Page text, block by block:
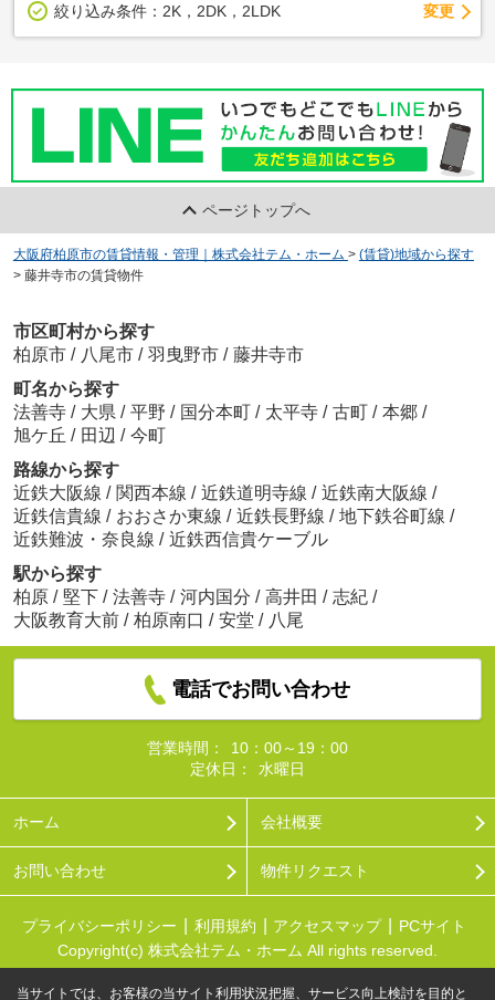
絞り込み条件： 2K，2DK，2LDK 変更
ページトップへ
大阪府柏原市の賃貸情報・管理｜株式会社テム・ホーム > (賃貸)地域から探す
> 藤井寺市の賃貸物件
市区町村から探す
柏原市 / 八尾市 / 羽曳野市 / 藤井寺市
町名から探す
法善寺 / 大県 / 平野 / 国分本町 / 太平寺 / 古町 / 本郷 /
旭ケ丘 / 田辺 / 今町
路線から探す
近鉄大阪線 / 関西本線 / 近鉄道明寺線 / 近鉄南大阪線 /
近鉄信貴線 / おおさか東線 / 近鉄長野線 / 地下鉄谷町線 /
近鉄難波・奈良線 / 近鉄西信貴ケーブル
駅から探す
柏原 / 堅下 / 法善寺 / 河内国分 / 高井田 / 志紀 /
大阪教育大前 / 柏原南口 / 安堂 / 八尾
電話でお問い合わせ
営業時間：
10：00～19：00
定休日：
水曜日
ホーム 会社概要
お問い合わせ 物件リクエスト
プライバシーポリシー 利用規約 アクセスマップ
PCサイト
Copyright(c) 株式会社テム・ホーム All rights reserved.
当サイトでは、お客様の当サイト利用状況把握、サービス向上検討を目的と